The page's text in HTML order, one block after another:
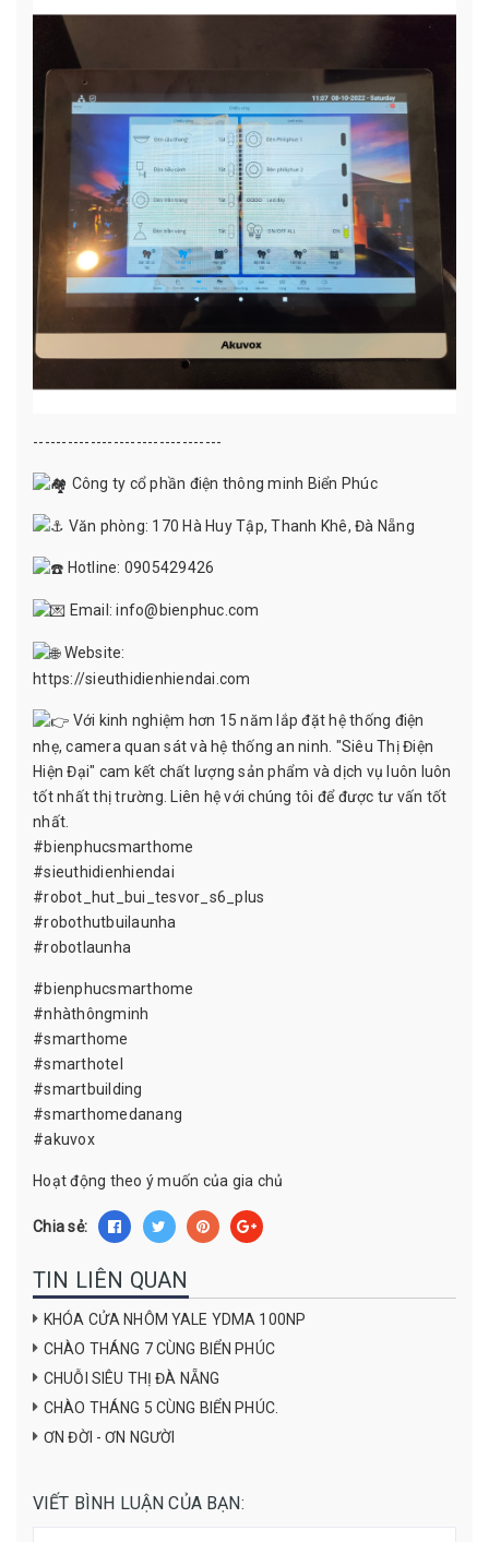
---------------------------------
Công ty cổ phần điện thông minh Biển Phúc
Văn phòng: 170 Hà Huy Tập, Thanh Khê, Đà Nẵng
Hotline: 0905429426
Email: info@bienphuc.com
Website:
https://sieuthidienhiendai.com
Với kinh nghiệm hơn 15 năm lắp đặt hệ thống điện
nhẹ, camera quan sát và hệ thống an ninh. "Siêu Thị Điện
Hiện Đại" cam kết chất lượng sản phẩm và dịch vụ luôn luôn
tốt nhất thị trường. Liên hệ với chúng tôi để được tư vấn tốt
nhất.
#bienphucsmarthome
#sieuthidienhiendai
#robot_hut_bui_tesvor_s6_plus
#robothutbuilaunha
#robotlaunha
#bienphucsmarthome
#nhàthôngminh
#smarthome
#smarthotel
#smartbuilding
#smarthomedanang
#akuvox
Hoạt động theo ý muốn của gia chủ
Chia sẻ:
TIN LIÊN QUAN
KHÓA CỬA NHÔM YALE YDMA 100NP
CHÀO THÁNG 7 CÙNG BIỂN PHÚC
CHUỖI SIÊU THỊ ĐÀ NẴNG
CHÀO THÁNG 5 CÙNG BIỂN PHÚC.
ƠN ĐỜI - ƠN NGƯỜI
VIẾT BÌNH LUẬN CỦA BẠN: